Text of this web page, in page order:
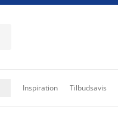
Inspiration Tilbudsavis